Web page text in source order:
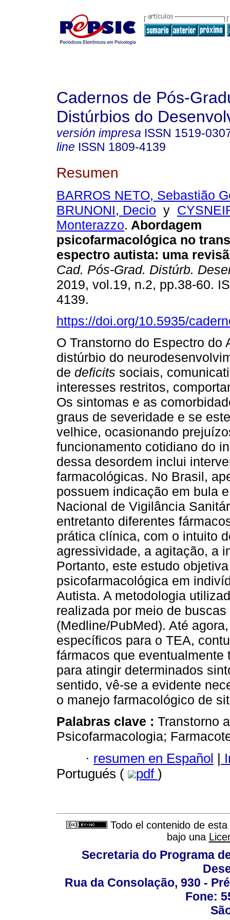
Cadernos de Pós-
Distúrbios do
versión impresa ISSN 1519-
line ISSN 1809-4139
Resumen
BARROS NETO, Sebastião
BRUNONI, Decio y
Monterazzo. Abordagem
psicofarmacológica no
espectro autista: uma
Cad. Pós-Grad. Distúrb.
2019, vol.19, n.2, pp.38-60.
4139.
https://doi.org/10.5935/
O Transtorno do Espectro do
distúrbio do
de deficits sociais,
interesses restritos,
Os sintomas e as
graus de severidade e se
velhice, ocasionando
funcionamento cotidiano do
dessa desordem inclui
farmacológicas. No Brasil,
possuem indicação em bula
Nacional de Vigilância
entretanto diferentes
prática clínica, com o intuito
agressividade, a agitação, a
Portanto, este estudo
psicofarmacológica em
Autista. A metodologia
realizada por meio de
(Medline/PubMed). Até
específicos para o TEA,
fármacos que
para atingir determinados
sentido, vê-se a evidente
o manejo farmacológico de
Palabras clave : Transtorno
Psicofarmacologia;
· resumen en Español |
Portugués (
pdf )
Todo el contenido de
bajo una
Secretaria do Programa
Rua da Consolação, 930 -
Fone: